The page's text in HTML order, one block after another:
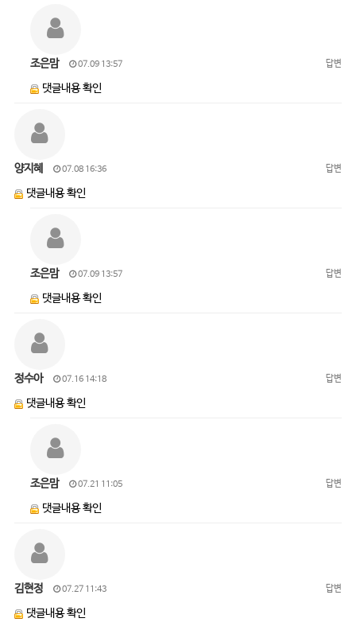
조은맘 07.09 13:57 답변
댓글내용 확인
양지혜 07.08 16:36 답변
댓글내용 확인
조은맘 07.09 13:57 답변
댓글내용 확인
정수아 07.16 14:18 답변
댓글내용 확인
조은맘 07.21 11:05 답변
댓글내용 확인
김현정 07.27 11:43 답변
댓글내용 확인